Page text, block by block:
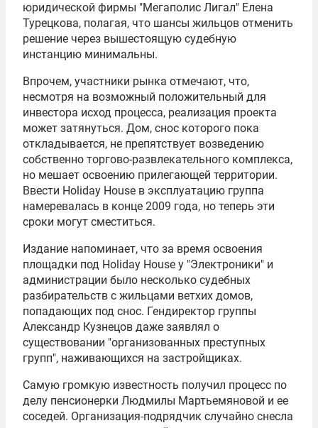
юридической фирмы "Мегаполис Лигал" Елена
Турецкова, полагая, что шансы жильцов отменить
решение через вышестоящую судебную
инстанцию минимальны.
Впрочем, участники рынка отмечают, что,
несмотря на возможный положительный для
инвестора исход процесса, реализация проекта
может затянуться. Дом, снос которого пока
откладывается, не препятствует возведению
собственно торгово-развлекательного комплекса,
но мешает освоению прилегающей территории.
Ввести Holiday House в эксплуатацию группа
намеревалась в конце 2009 года, но теперь эти
сроки могут сместиться.
Издание напоминает, что за время освоения
площадки под Holiday House у "Электроники" и
администрации было несколько судебных
разбирательств с жильцами ветхих домов,
попадающих под снос. Гендиректор группы
Александр Кузнецов даже заявлял о
существовании "организованных преступных
групп", наживающихся на застройщиках.
Самую громкую известность получил процесс по
делу пенсионерки Людмилы Мартьемяновой и ее
соседей. Организация-подрядчик случайно снесла